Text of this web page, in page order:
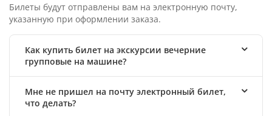
Билеты будут отправлены вам на электронную почту,
указанную при оформлении заказа.
Как купить билет на экскурсии вечерние
групповые на машине?
Мне не пришел на почту электронный билет,
что делать?